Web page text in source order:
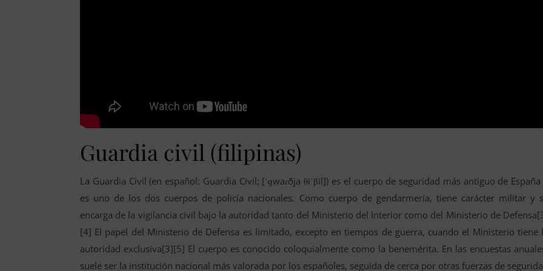
Guardia civil (filipinas)
La Guardia Civil (en español: Guardia Civil; [ˈɡwaɾðja θiˈβil]) es el cuerpo de seguridad más antiguo de España
es uno de los dos cuerpos de policía nacionales. Como cuerpo de gendarmería, tiene carácter militar y
encarga de la vigilancia civil bajo la autoridad tanto del Ministerio del Interior como del Ministerio de
[4] El papel del Ministerio de Defensa es limitado, excepto en tiempos de guerra, cuando el Ministerio tiene
autoridad exclusiva[3][5] El cuerpo es conocido coloquialmente como la benemérita. En las encuestas
suele ser la institución nacional más valorada por los españoles, seguida de cerca por otras fuerzas de